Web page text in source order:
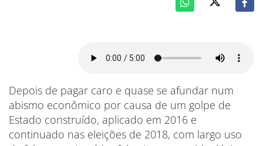
Depois de pagar caro e quase se afundar num
abismo econômico por causa de um golpe de
Estado construído, aplicado em 2016 e
continuado nas eleições de 2018, com largo uso